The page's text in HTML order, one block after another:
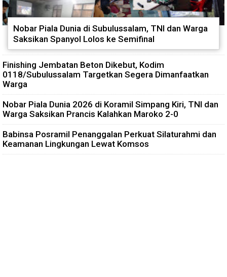
Nobar Piala Dunia di Subulussalam, TNI dan Warga
Saksikan Spanyol Lolos ke Semifinal
Finishing Jembatan Beton Dikebut, Kodim
0118/Subulussalam Targetkan Segera Dimanfaatkan
Warga
Nobar Piala Dunia 2026 di Koramil Simpang Kiri, TNI dan
Warga Saksikan Prancis Kalahkan Maroko 2-0
Babinsa Posramil Penanggalan Perkuat Silaturahmi dan
Keamanan Lingkungan Lewat Komsos